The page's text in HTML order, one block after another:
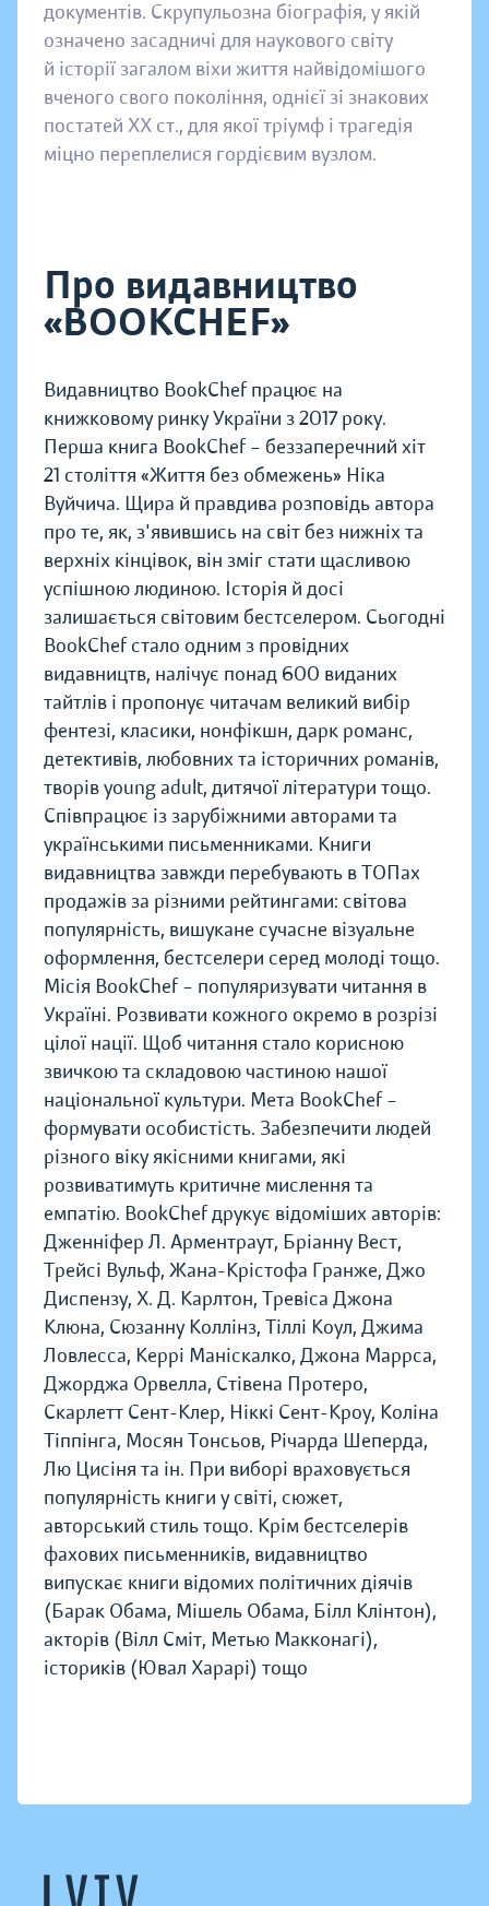
документів. Скрупульозна біографія, у якій
означено засадничі для наукового світу
й історії загалом віхи життя найвідомішого
вченого свого покоління, однієї зі знакових
постатей ХХ ст., для якої тріумф і трагедія
міцно переплелися гордієвим вузлом.
Про видавництво
«BOOKCHEF»
Видавництво BookChef працює на
книжковому ринку України з 2017 року.
Перша книга BookChef – беззаперечний хіт
21 століття «Життя без обмежень» Ніка
Вуйчича. Щира й правдива розповідь автора
про те, як, з'явившись на світ без нижніх та
верхніх кінцівок, він зміг стати щасливою
успішною людиною. Історія й досі
залишається світовим бестселером. Сьогодні
BookChef стало одним з провідних
видавництв, налічує понад 600 виданих
тайтлів і пропонує читачам великий вибір
фентезі, класики, нонфікшн, дарк романс,
детективів, любовних та історичних романів,
творів young adult, дитячої літератури тощо.
Співпрацює із зарубіжними авторами та
українськими письменниками. Книги
видавництва завжди перебувають в ТОПах
продажів за різними рейтингами: світова
популярність, вишукане сучасне візуальне
оформлення, бестселери серед молоді тощо.
Місія BookChef – популяризувати читання в
Україні. Розвивати кожного окремо в розрізі
цілої нації. Щоб читання стало корисною
звичкою та складовою частиною нашої
національної культури. Мета BookChef –
формувати особистість. Забезпечити людей
різного віку якісними книгами, які
розвиватимуть критичне мислення та
емпатію. BookChef друкує відоміших авторів:
Дженніфер Л. Арментраут, Бріанну Вест,
Трейсі Вульф, Жана-Крістофа Гранже, Джо
Диспензу, Х. Д. Карлтон, Тревіса Джона
Клюна, Сюзанну Коллінз, Тіллі Коул, Джима
Ловлесса, Керрі Маніскалко, Джона Маррса,
Джорджа Орвелла, Стівена Протеро,
Скарлетт Сент-Клер, Ніккі Сент-Кроу, Коліна
Тіппінга, Мосян Тонсьов, Річарда Шеперда,
Лю Цисіня та ін. При виборі враховується
популярність книги у світі, сюжет,
авторський стиль тощо. Крім бестселерів
фахових письменників, видавництво
випускає книги відомих політичних діячів
(Барак Обама, Мішель Обама, Білл Клінтон),
акторів (Вілл Сміт, Метью Макконагі),
істориків (Ювал Харарі) тощо